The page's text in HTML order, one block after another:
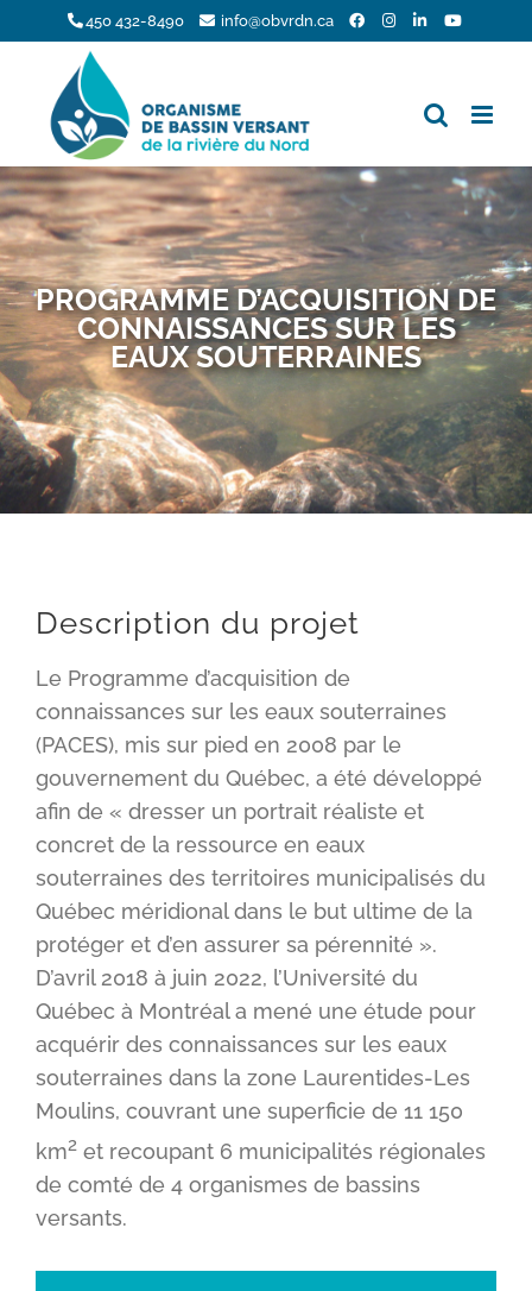
to
content
450 432-8490 info@obvrdn.ca
PROGRAMME D’ACQUISITION DE
CONNAISSANCES SUR LES
EAUX SOUTERRAINES
Description du projet
Le Programme d’acquisition de
connaissances sur les eaux souterraines
(PACES), mis sur pied en 2008 par le
gouvernement du Québec, a été développé
afin de « dresser un portrait réaliste et
concret de la ressource en eaux
souterraines des territoires municipalisés du
Québec méridional dans le but ultime de la
protéger et d’en assurer sa pérennité ».
D’avril 2018 à juin 2022, l’Université du
Québec à Montréal a mené une étude pour
acquérir des connaissances sur les eaux
souterraines dans la zone Laurentides-Les
Moulins, couvrant une superficie de 11 150
km2et recoupant 6 municipalités régionales
de comté de 4 organismes de bassins
versants.